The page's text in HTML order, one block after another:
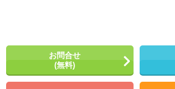
お問合せ
(無料)